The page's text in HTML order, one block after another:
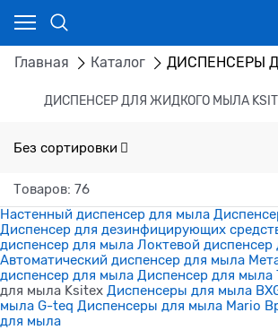
Главная Каталог ДИСПЕНСЕРЫ
ДИСПЕНСЕР ДЛЯ ЖИДКОГО МЫЛА
Без сортировки
Товаров: 76
Настенный диспенсер для мыла
Диспенсер для дезинфицирующих
диспенсер для мыла Локтевой диспенсер
Автоматический диспенсер для мыла
диспенсер для мыла Диспенсер для мыла
для мыла Ksitex Диспенсеры для мыла
мыла G-teq Диспенсеры для мыла Mario
для мыла